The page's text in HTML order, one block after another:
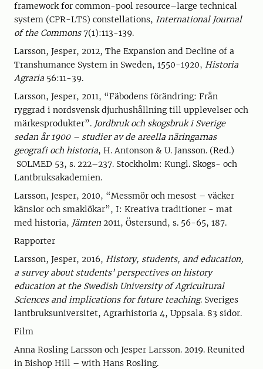
framework for common-pool resource–large technical
system (CPR-LTS) constellations, International Journal
of the Commons7(1):113-139.
Larsson, Jesper, 2012, The Expansion and Decline of a
Transhumance System in Sweden, 1550-1920, Historia
Agraria 56:11-39.
Larsson, Jesper, 2011, “Fäbodens förändring: Från
ryggrad i nordsvensk djurhushållning till upplevelser och
märkesprodukter”. Jordbruk och skogsbruk i Sverige
sedan år 1900 – studier av de areella näringarnas
geografi och historia, H. Antonson & U. Jansson. (Red.)
SOLMED 53, s. 222–237. Stockholm: Kungl. Skogs- och
Lantbruksakademien.
Larsson, Jesper, 2010, “Messmör och mesost – väcker
känslor och smaklökar”, I: Kreativa traditioner - mat
med historia, Jämten2011, Östersund, s. 56-65, 187.
Rapporter
Larsson, Jesper, 2016, History, students, and education,
a survey about students’ perspectives on history
education at the Swedish University of Agricultural
Sciences and implications for future teaching. Sveriges
lantbruksuniversitet, Agrarhistoria 4, Uppsala. 83 sidor.
Film
Anna Rosling Larsson och Jesper Larsson. 2019. Reunited
in Bishop Hill – with Hans Rosling.